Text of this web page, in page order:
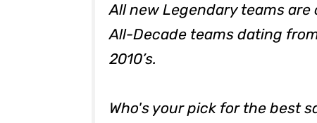
All new Legendary teams are
All-Decade teams dating
2010’s.
Who's your pick for the best